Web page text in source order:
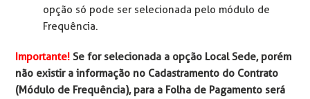
opção só pode ser selecionada pelo módulo de
Frequência.
Importante! Se for selecionada a opção Local Sede, porém
não existir a informação no Cadastramento do Contrato
(Módulo de Frequência), para a Folha de Pagamento será